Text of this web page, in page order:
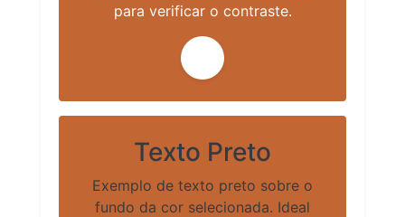
para verificar o contraste.
Texto Preto
Exemplo de texto preto sobre o
fundo da cor selecionada. Ideal